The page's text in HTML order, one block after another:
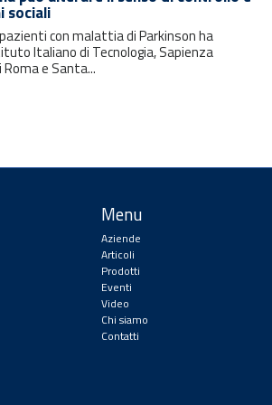
sociali
con malattia di Parkinson ha
Italiano di Tecnologia, Sapienza
e Santa...
Menu
Aziende
Articoli
Prodotti
Eventi
Video
Chi siamo
Contatti